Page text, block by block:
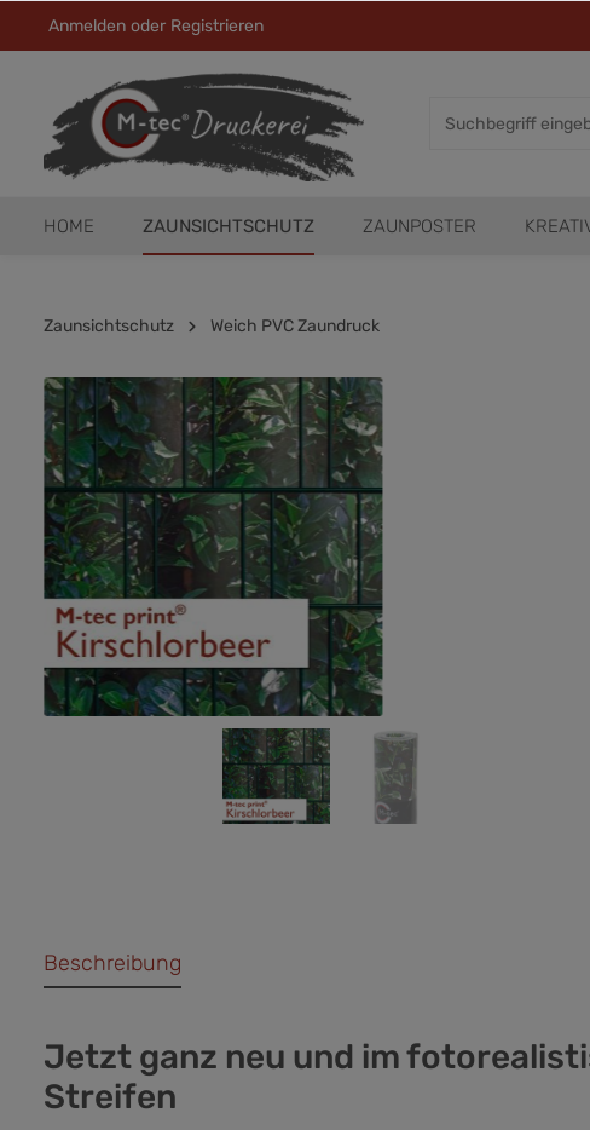
Anmelden oder Registrieren
HOME ZAUNSICHTSCHUTZ ZAUNPOSTER
Zaunsichtschutz Weich PVC Zaundruck
Beschreibung
Jetzt ganz neu und im
Streifen